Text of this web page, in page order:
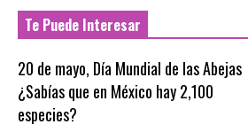
Te Puede Interesar
20 de mayo, Día Mundial de las Abejas
¿Sabías que en México hay 2,100
especies?